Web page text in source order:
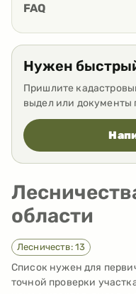
FAQ
Нужен
Пришлите
выдел или документы
области
Лесничеств: 13
Список нужен для
точной проверки